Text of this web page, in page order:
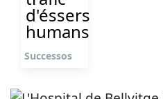
d'éssers
humans
Successos